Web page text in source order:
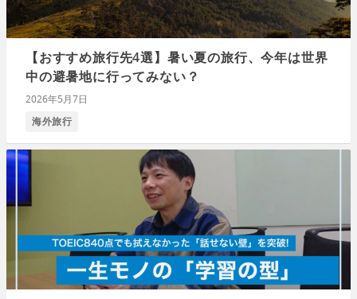
【おすすめ旅行先4選】暑い夏の旅行、今年は世界
中の避暑地に行ってみない？
2026年5月7日
海外旅行